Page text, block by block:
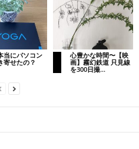
当にパソコン
寄せたの？
心豊かな時間〜【映
画】霧幻鉄道 只見線
を300日撮...